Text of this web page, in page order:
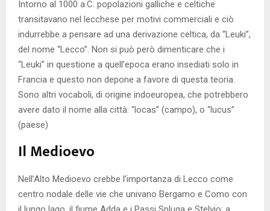
Intorno al 1000 a.C. popolazioni galliche e celtiche
transitavano nel lecchese per motivi commerciali e ciò
indurrebbe a pensare ad una derivazione celtica, da “Leuki”,
del nome “Lecco”. Non si può però dimenticare che i
“Leuki” in questione a quell’epoca erano insediati solo in
Francia e questo non depone a favore di questa teoria.
Sono altri vocaboli, di origine indoeuropea, che potrebbero
avere dato il nome alla città: “locas” (campo), o “lucus”
(paese)
Il Medioevo
Nell’Alto Medioevo crebbe l’importanza di Lecco come
centro nodale delle vie che univano Bergamo e Como con